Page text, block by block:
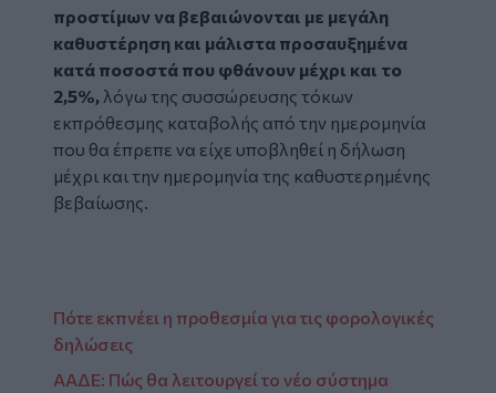
προστίμων να βεβαιώνονται με μεγάλη
καθυστέρηση και μάλιστα προσαυξημένα
κατά ποσοστά που φθάνουν μέχρι και το
2,5%, λόγω της συσσώρευσης τόκων
εκπρόθεσμης καταβολής από την ημερομηνία
που θα έπρεπε να είχε υποβληθεί η δήλωση
μέχρι και την ημερομηνία της καθυστερημένης
βεβαίωσης.
Πότε εκπνέει η προθεσμία για τις φορολογικές
δηλώσεις
ΑΑΔΕ: Πώς θα λειτουργεί το νέο σύστημα